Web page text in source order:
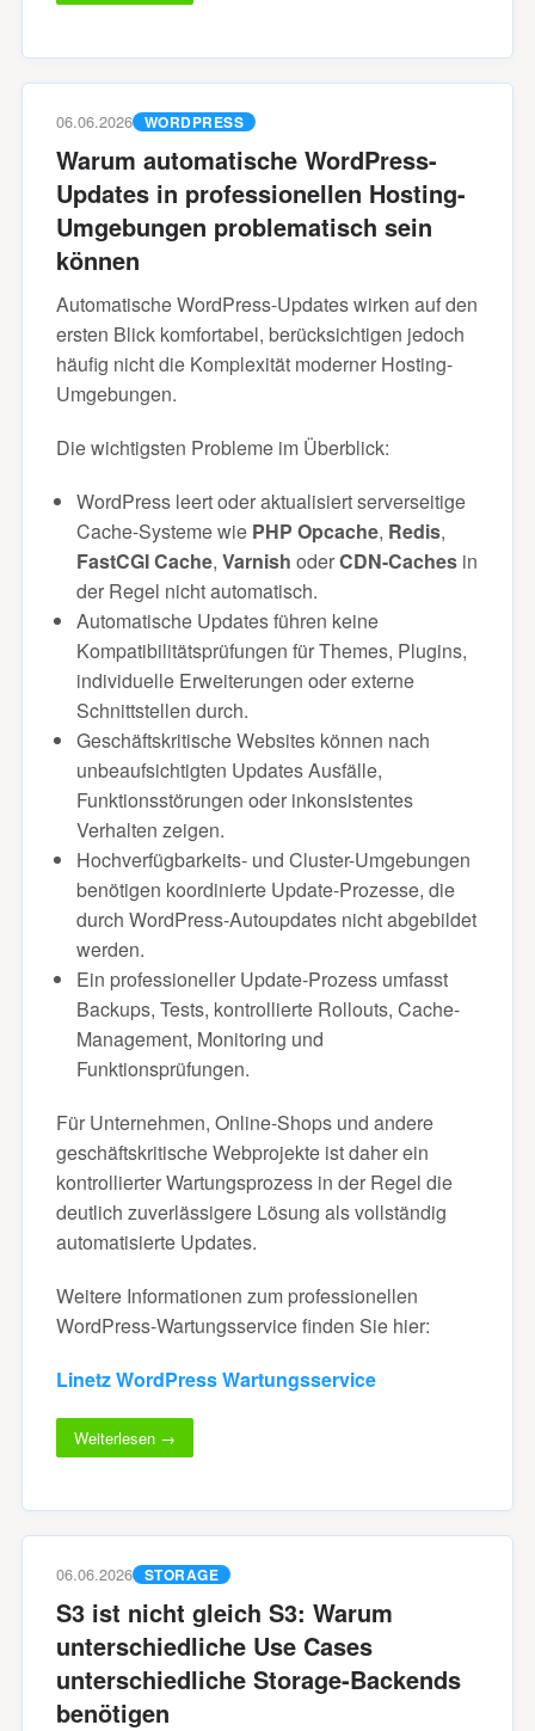
06.06.2026 WORDPRESS
Warum automatische WordPress-
Updates in professionellen Hosting-
Umgebungen problematisch sein
können
Automatische WordPress-Updates wirken auf den
ersten Blick komfortabel, berücksichtigen jedoch
häufig nicht die Komplexität moderner Hosting-
Umgebungen.
Die wichtigsten Probleme im Überblick:
WordPress leert oder aktualisiert serverseitige
Cache-Systeme wie PHP Opcache, Redis,
FastCGI Cache,Varnish oderCDN-Caches in
der Regel nicht automatisch.
Automatische Updates führen keine
Kompatibilitätsprüfungen für Themes, Plugins,
individuelle Erweiterungen oder externe
Schnittstellen durch.
Geschäftskritische Websites können nach
unbeaufsichtigten Updates Ausfälle,
Funktionsstörungen oder inkonsistentes
Verhalten zeigen.
Hochverfügbarkeits- und Cluster-Umgebungen
benötigen koordinierte Update-Prozesse, die
durch WordPress-Autoupdates nicht abgebildet
werden.
Ein professioneller Update-Prozess umfasst
Backups, Tests, kontrollierte Rollouts, Cache-
Management, Monitoring und
Funktionsprüfungen.
Für Unternehmen, Online-Shops und andere
geschäftskritische Webprojekte ist daher ein
kontrollierter Wartungsprozess in der Regel die
deutlich zuverlässigere Lösung als vollständig
automatisierte Updates.
Weitere Informationen zum professionellen
WordPress-Wartungsservice finden Sie hier:
Linetz WordPress Wartungsservice
Weiterlesen →
06.06.2026 STORAGE
S3 ist nicht gleich S3: Warum
unterschiedliche Use Cases
unterschiedliche Storage-Backends
benötigen